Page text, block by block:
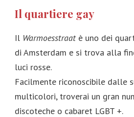
Il quartiere gay
Il Warmoesstraat è uno dei
di Amsterdam e si trova alla
luci rosse.
Facilmente riconoscibile dalle
multicolori, troverai un gran
discoteche o cabaret LGBT +.